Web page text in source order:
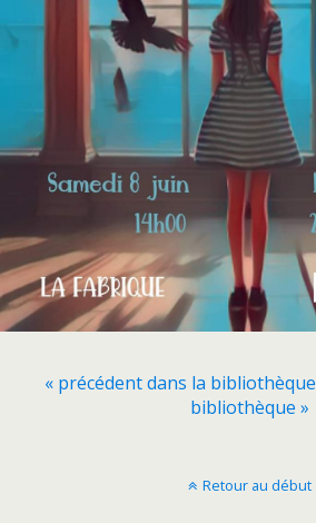
« précédent dans la bibliothèque
bibliothèque »
Retour au début